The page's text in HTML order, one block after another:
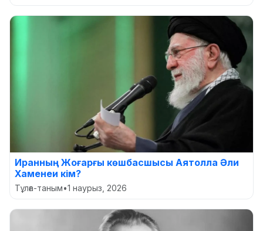
Иранның Жоғарғы көшбасшысы Аятолла Әли
Хаменеи кім?
Тұлға-таным•1 наурыз, 2026